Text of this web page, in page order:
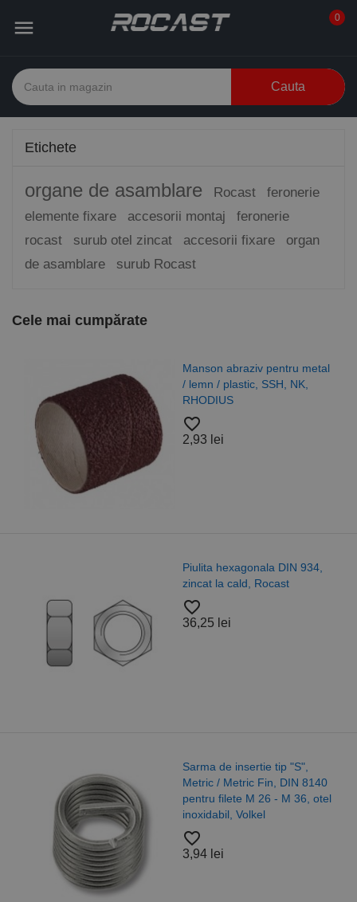
 0
Cauta
Etichete
organe de asamblare Rocast
feronerie
elemente fixare
accesorii montaj
feronerie
rocast
surub otel zincat accesorii fixare
organ
de asamblare
surub Rocast
Cele mai cumpărate
Manson abraziv pentru metal
/ lemn / plastic, SSH, NK,
RHODIUS
favorite_border
2,93 lei
Piulita hexagonala DIN 934,
zincat la cald, Rocast
favorite_border
36,25 lei
Sarma de insertie tip "S",
Metric / Metric Fin, DIN 8140
pentru filete M 26 - M 36, otel
inoxidabil, Volkel
favorite_border
3,94 lei